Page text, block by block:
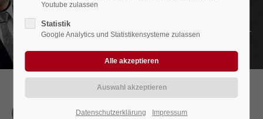
Anmelden
Register|Lost your password?
Support
STEUERBERATER / DIPL. BETRIEBSWIRT
1978
Youtube zulassen
Statistik
Google Analytics und Statistikensysteme zulassen
Datenschutzerklärung Impressum